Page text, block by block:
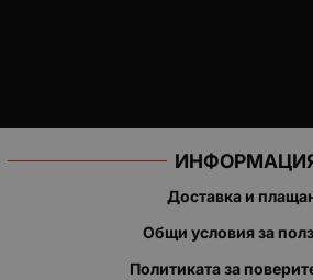
Доставка и
Общи условия за
Политиката за